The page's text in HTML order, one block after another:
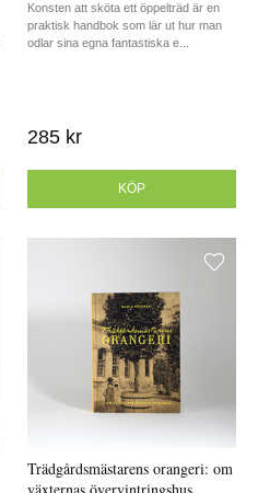
Konsten att sköta ett öppelträd är en
praktisk handbok som lär ut hur man
odlar sina egna fantastiska e...
285 kr
KÖP
Trädgårdsmästarens orangeri: om
växternas övervintringshus